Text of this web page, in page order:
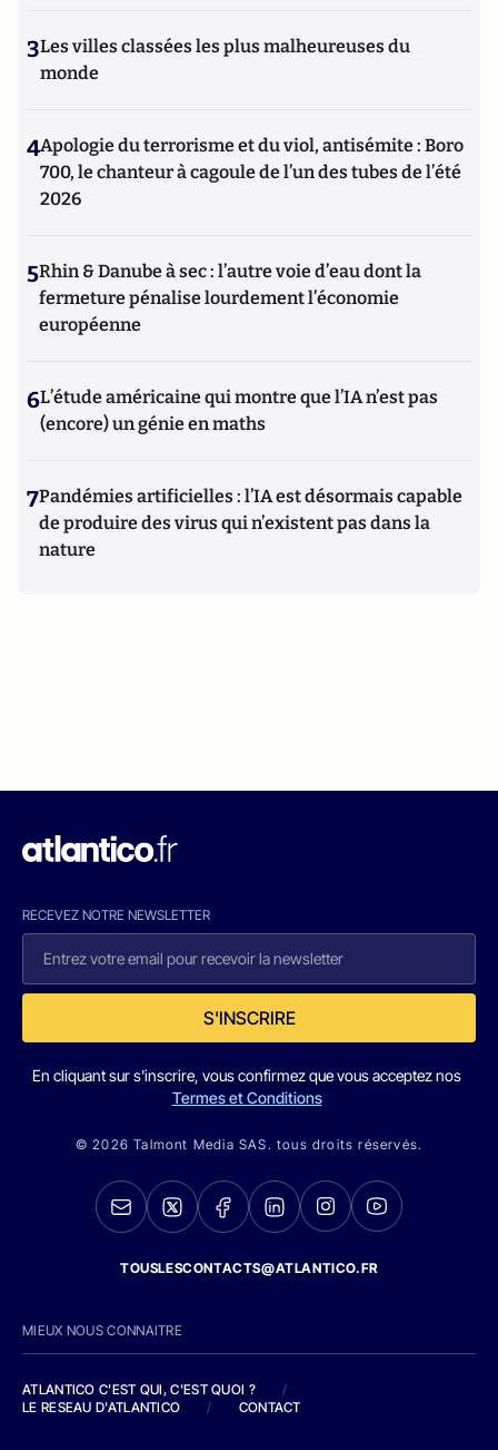
3Les villes classées les plus malheureuses du
monde
4Apologie du terrorisme et du viol, antisémite : Boro
700, le chanteur à cagoule de l’un des tubes de l’été
2026
5Rhin & Danube à sec : l’autre voie d’eau dont la
fermeture pénalise lourdement l’économie
européenne
6L’étude américaine qui montre que l’IA n’est pas
(encore) un génie en maths
7Pandémies artificielles : l’IA est désormais capable
de produire des virus qui n’existent pas dans la
nature
RECEVEZ NOTRE NEWSLETTER
S'INSCRIRE
En cliquant sur s'inscrire, vous confirmez que vous acceptez nos
Termes et Conditions
© 2026 Talmont Media SAS. tous droits réservés.
TOUSLESCONTACTS@ATLANTICO.FR
MIEUX NOUS CONNAITRE
ATLANTICO C'EST QUI, C'EST QUOI ?
/
LE RESEAU D'ATLANTICO
/ CONTACT